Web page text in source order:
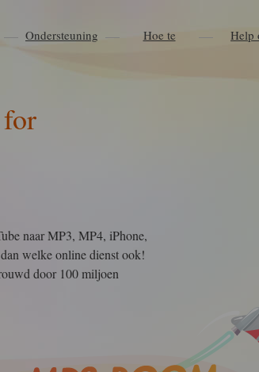
Ondersteuning Hoe te Help
naar MP3, MP4, iPhone,
welke online dienst ook!
door 100 miljoen